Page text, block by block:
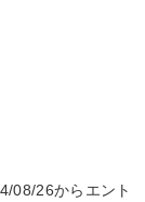
08/26からエント